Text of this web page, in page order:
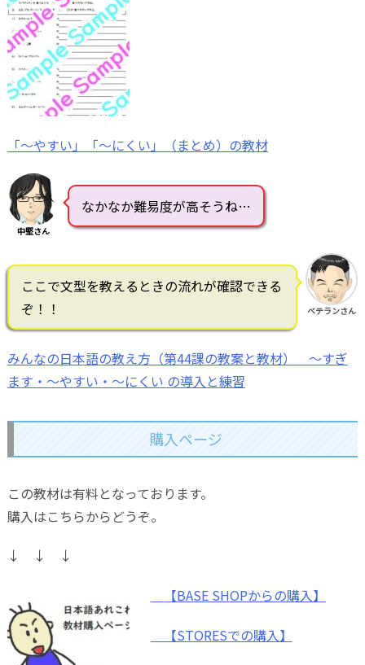
「～やすい」「～にくい」（まとめ）の教材
中堅さん
なかなか難易度が高そうね…
ここで文型を教えるときの流れが確認できる
ぞ！！
ベテランさん
みんなの日本語の教え方（第44課の教案と教材） ～すぎ
ます・～やすい・～にくい の導入と練習
購入ページ
この教材は有料となっております。
購入はこちらからどうぞ。
↓ ↓ ↓
【BASE SHOPからの購入】
【STORESでの購入】